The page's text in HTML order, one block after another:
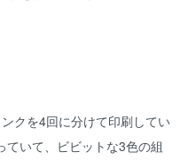
クを4回に分けて印刷してい
ていて、ビビットな3色の組